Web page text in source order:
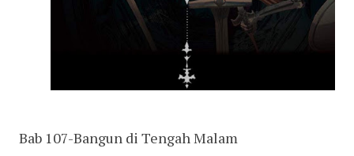
Bab 107-Bangun di Tengah Malam